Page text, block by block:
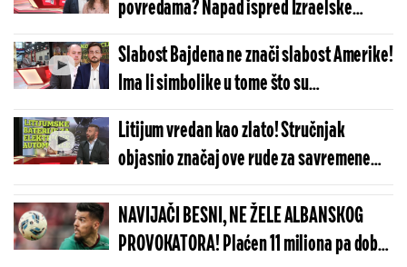
povredama? Napad ispred Izraelske
ambasade nije bio samoubilački! (VIDEO)
Slabost Bajdena ne znači slabost Amerike!
Ima li simbolike u tome što su
predsednički kandidati održali duel baš
na Vidovdan? (VIDEO)
Litijum vredan kao zlato! Stručnjak
objasnio značaj ove rude za savremene
tokove društva! (VIDEO)
NAVIJAČI BESNI, NE ŽELE ALBANSKOG
PROVOKATORA! Plaćen 11 miliona pa dobio